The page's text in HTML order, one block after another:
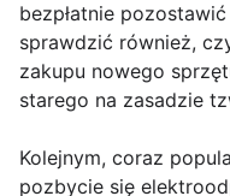
bezpłatnie
sprawdzić również,
zakupu nowego
starego na zasadzie
Kolejnym, coraz
pozbycie się